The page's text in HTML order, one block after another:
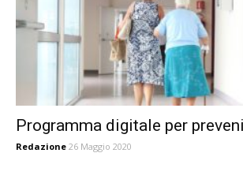
Programma digitale per
Redazione 26 Maggio 2020